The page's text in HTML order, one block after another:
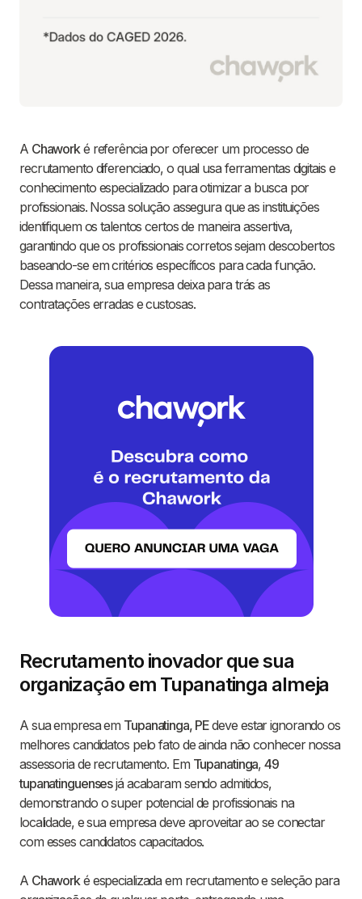
A Chaworké referência por oferecer um processo de
recrutamento diferenciado, o qual usa ferramentas digitais e
conhecimento especializado para otimizar a busca por
profissionais. Nossa solução assegura que as instituições
identifiquem os talentos certos de maneira assertiva,
garantindo que os profissionais corretos sejam descobertos
baseando-se em critérios específicos para cada função.
Dessa maneira, sua empresa deixa para trás as
contratações erradas e custosas.
Recrutamento inovador que sua
organização em Tupanatinga almeja
A sua empresa em Tupanatinga, PEdeve estar ignorando os
melhores candidatos pelo fato de ainda não conhecer nossa
assessoria de recrutamento. Em Tupanatinga,49
tupanatinguensesjá acabaram sendo admitidos,
demonstrando o super potencial de profissionais na
localidade, e sua empresa deve aproveitar ao se conectar
com esses candidatos capacitados.
A Chaworké especializada em recrutamento e seleção para